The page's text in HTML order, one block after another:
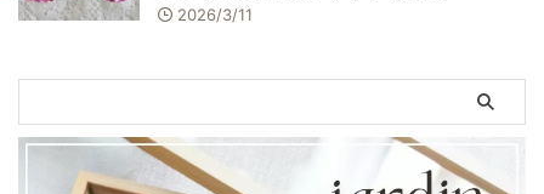
2026/3/11